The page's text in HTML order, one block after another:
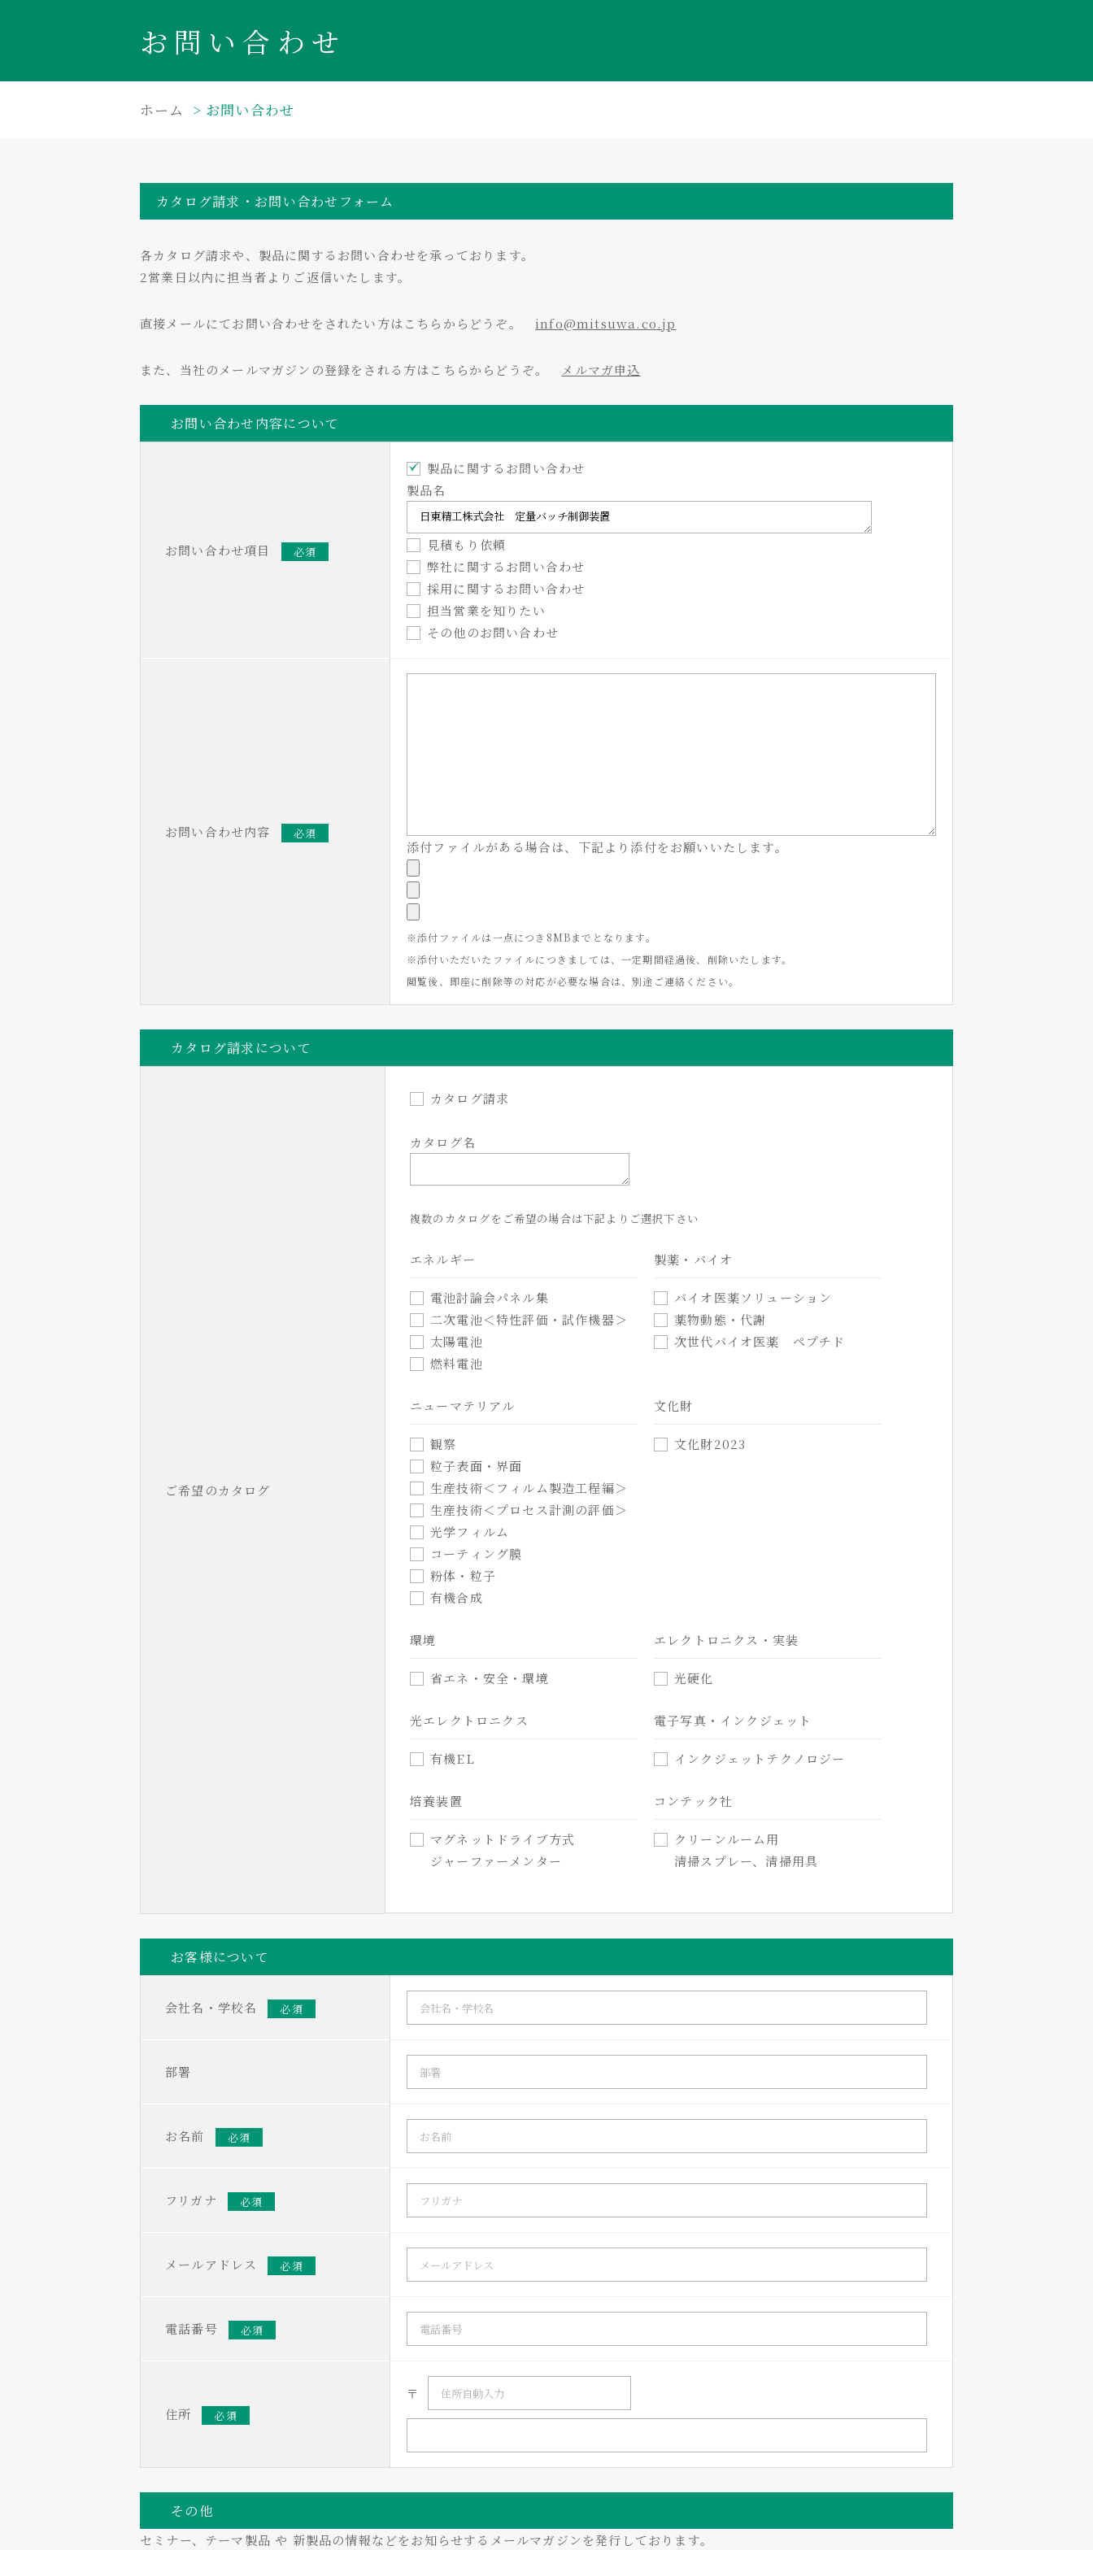
お問い合わせ
ホーム お問い合わせ
カタログ請求・お問い合わせフォーム
各カタログ請求や、製品に関するお問い合わせを承っております。
2営業日以内に担当者よりご返信いたします。
直接メールにてお問い合わせをされたい方はこちらからどうぞ。 info@mitsuwa.co.jp
また、当社のメールマガジンの登録をされる方はこちらからどうぞ。 メルマガ申込
お問い合わせ内容について
お問い合わせ項目 必須
製品に関するお問い合わせ
製品名
見積もり依頼
弊社に関するお問い合わせ
採用に関するお問い合わせ
担当営業を知りたい
その他のお問い合わせ
お問い合わせ内容 必須
添付ファイルがある場合は、下記より添付をお願いいたします。
※添付ファイルは一点につき8MBまでとなります。
※添付いただいたファイルにつきましては、一定期間経過後、削除いたします。
閲覧後、即座に削除等の対応が必要な場合は、別途ご連絡ください。
カタログ請求について
ご希望のカタログ
カタログ請求
カタログ名
複数のカタログをご希望の場合は下記よりご選択下さい
エネルギー
電池討論会パネル集
二次電池＜特性評価・試作機器＞
太陽電池
燃料電池
製薬・バイオ
バイオ医薬ソリューション
薬物動態・代謝
次世代バイオ医薬 ペプチド
ニューマテリアル
観察
粒子表面・界面
生産技術＜フィルム製造工程編＞
生産技術＜プロセス計測の評価＞
光学フィルム
コーティング膜
粉体・粒子
有機合成
文化財
文化財2023
環境
省エネ・安全・環境
エレクトロニクス・実装
光硬化
光エレクトロニクス
有機EL
電子写真・インクジェット
インクジェットテクノロジー
培養装置
マグネットドライブ方式
ジャーファーメンター
コンテック社
クリーンルーム用
清掃スプレー、清掃用具
お客様について
会社名・学校名 必須
部署
お名前 必須
フリガナ 必須
メールアドレス 必須
電話番号 必須
住所 必須
〒
その他
セミナー、テーマ製品 や 新製品の情報などをお知らせするメールマガジンを発行しております。